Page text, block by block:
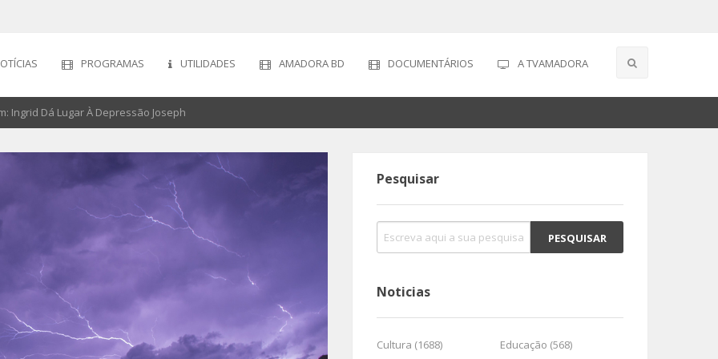
PROGRAMAS UTILIDADES AMADORA BD DOCUMENTÁRIOS A TVAMADORA
Ingrid Dá Lugar À Depressão Joseph
Pesquisar
Noticias
Cultura (1688)
Educação (568)